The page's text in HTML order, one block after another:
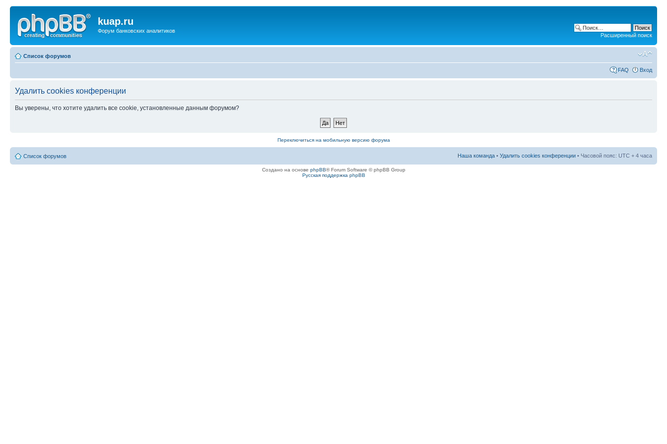
kuap.ru
Форум банковских аналитиков
Расширенный поиск
Список форумов
FAQ Вход
Удалить cookies конференции
Вы уверены, что хотите удалить все cookie, установленные данным форумом?
Переключиться на мобильную версию форума
Список форумов Наша команда • Удалить cookies конференции • Часовой пояс: UTC + 4 часа
Создано на основе phpBB® Forum Software © phpBB Group
Русская поддержка phpBB